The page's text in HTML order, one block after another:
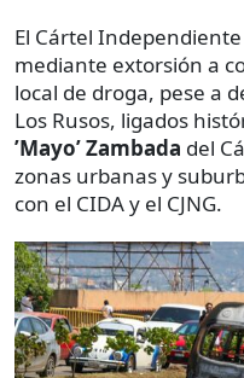
El Cártel
mediante extorsión a
local de droga, pese a
Los Rusos, ligados
’Mayo’ Zambada del
zonas urbanas y
con el CIDA y el CJNG.